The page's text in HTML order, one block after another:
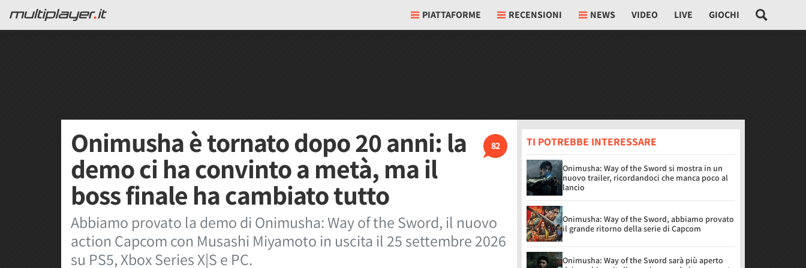
PIATTAFORME RECENSIONI NEWS VIDEO LIVE GIOCHI
82
Onimusha è tornato dopo 20 anni: la
demo ci ha convinto a metà, ma il
boss finale ha cambiato tutto
Abbiamo provato la demo di Onimusha: Way of the Sword, il nuovo
action Capcom con Musashi Miyamoto in uscita il 25 settembre 2026
su PS5, Xbox Series X|S e PC.
TI POTREBBE INTERESSARE
Onimusha: Way of the Sword si mostra in un
nuovo trailer, ricordandoci che manca poco al
lancio
Onimusha: Way of the Sword, abbiamo provato
il grande ritorno della serie di Capcom
Onimusha: Way of the Sword sarà più aperto